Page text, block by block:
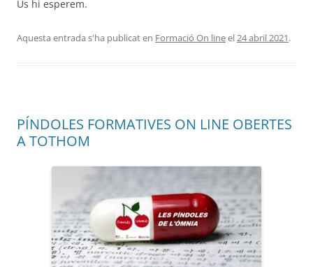
Us hi esperem.
Aquesta entrada s'ha publicat en Formació On lineel24 abril 2021.
PÍNDOLES FORMATIVES ON LINE OBERTES
A TOTHOM